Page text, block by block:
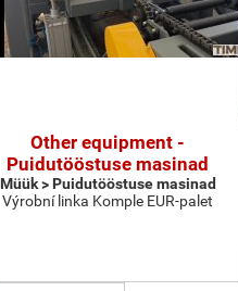
Other equipment -
Puidutööstuse masinad
Müük > Puidutööstuse masinad
Výrobní linka Komple EUR-palet